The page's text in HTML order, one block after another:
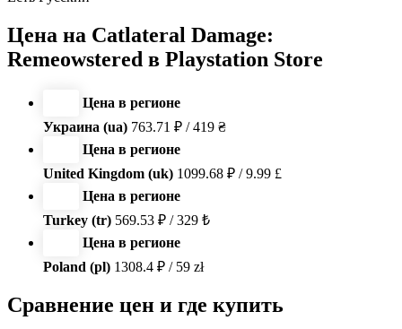
Цена на Catlateral Damage:
Remeowstered в Playstation Store
Цена в регионе
Украина (ua) 763.71 ₽ / 419 ₴
Цена в регионе
United Kingdom (uk) 1099.68 ₽ / 9.99 £
Цена в регионе
Turkey (tr) 569.53 ₽ / 329 ₺
Цена в регионе
Poland (pl) 1308.4 ₽ / 59 zł
Сравнение цен и где купить